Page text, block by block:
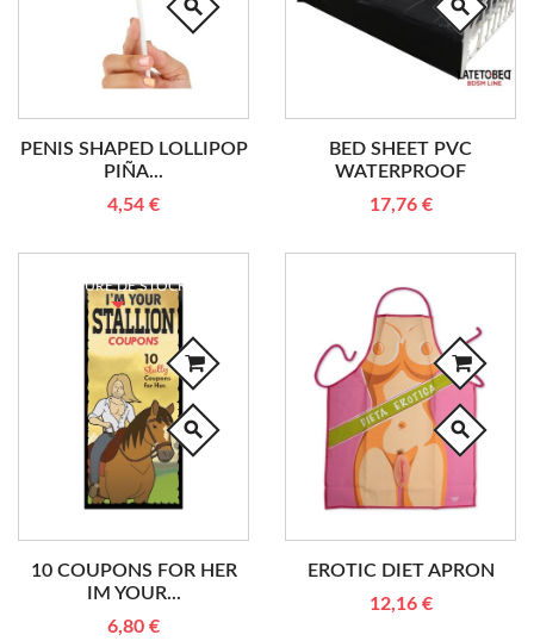
search
PENIS SHAPED LOLLIPOP
PIÑA...
4,54 €
search
BED SHEET PVC
WATERPROOF
17,76 €
search
10 COUPONS FOR HER
IM YOUR...
6,80 €
RUPTURE DE STOCK
search
EROTIC DIET APRON
12,16 €